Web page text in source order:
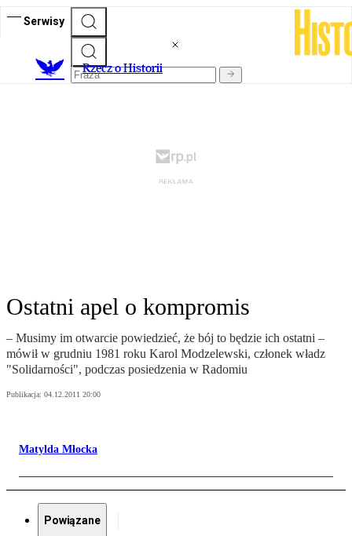
Serwisy
Rzecz o Historii
Ostatni apel o kompromis
– Musimy im otwarcie powiedzieć, że bój to będzie ich ostatni –
mówił w grudniu 1981 roku Karol Modzelewski, członek władz
"Solidarności", podczas posiedzenia w Radomiu
Publikacja: 04.12.2011 20:00
Matylda Młocka
Powiązane